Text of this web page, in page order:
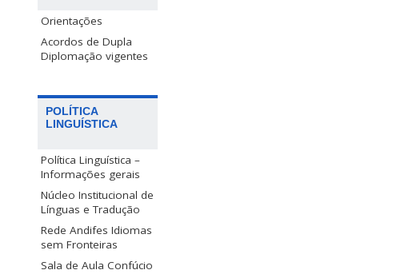
Orientações
Acordos de Dupla
Diplomação vigentes
POLÍTICA
LINGUÍSTICA
Política Linguística –
Informações gerais
Núcleo Institucional de
Línguas e Tradução
Rede Andifes Idiomas
sem Fronteiras
Sala de Aula Confúcio